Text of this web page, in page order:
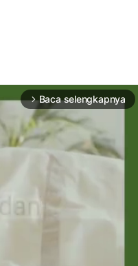
arrow_forward_ios Baca selengkapnya